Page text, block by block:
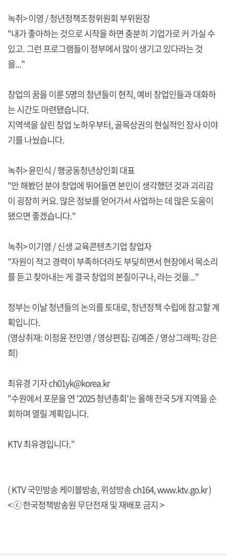
녹취> 이영 / 청년정책조정위원회 부위원장
"내가 좋아하는 것으로 시작을 하면 충분히 기업가로 커 가실 수
있고. 그런 프로그램들이 정부에서 많이 생기고 있다라는 것
을..."
창업의 꿈을 이룬 5명의 청년들이 현직, 예비 창업인들과 대화하
는 시간도 마련됐습니다.
지역색을 살린 창업 노하우부터, 골목상권의 현실적인 장사 이야
기를 나눴습니다.
녹취> 윤민식 / 행궁동청년상인회 대표
"안 해봤던 분야 창업에 뛰어들면 본인이 생각했던 것과 괴리감
이 굉장히 커요. 많은 정보를 얻어가서 사업하는 데 많은 도움이
됐으면 좋겠습니다."
녹취> 이기영 / 신생 교육콘텐츠기업 창업자
"자원이 적고 경력이 부족하더라도 부딪히면서 현장에서 목소리
를 듣고 찾아내는 게 결국 창업의 본질이구나, 라는 것을..."
정부는 이날 청년들의 논의를 토대로, 청년정책 수립에 참고할 계
획입니다.
(영상취재: 이정윤 전민영 / 영상편집: 김예준 / 영상그래픽: 강은
희)
최유경 기자 ch01yk@korea.kr
"수원에서 포문을 연 '2025 청년총회'는 올해 전국 5개 지역을 순
회하며 열릴 계획입니다.
KTV 최유경입니다."
( KTV 국민방송 케이블방송, 위성방송 ch164,www.ktv.go.kr)
< ⓒ 한국정책방송원 무단전재 및 재배포 금지 >